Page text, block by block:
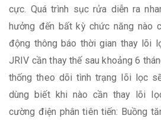
cực. Quá trình sục rửa diễn ra
hưởng đến bất kỳ chức năng nào
động thông báo thời gian thay lõi
JRIV cần thay thế sau khoảng 6
thống theo dõi tình trạng lõi lọc
dùng biết khi nào cần thay lõi
cường điện phân tiên tiến: Buồng